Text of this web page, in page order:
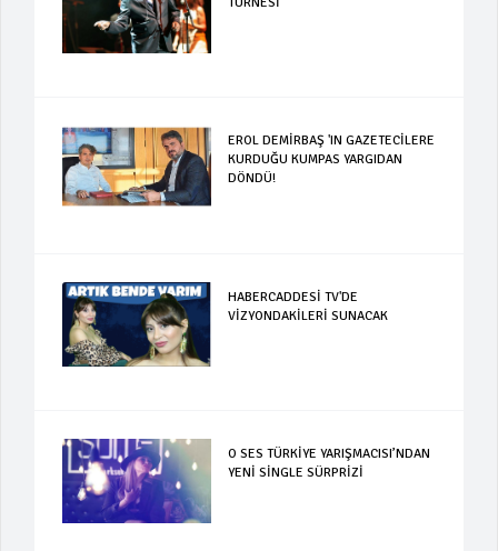
EROL DEMİRBAŞ 'IN GAZETECİLERE
KURDUĞU KUMPAS YARGIDAN
DÖNDÜ!
HABERCADDESİ TV'DE
VİZYONDAKİLERİ SUNACAK
O SES TÜRKİYE YARIŞMACISI’NDAN
YENİ SİNGLE SÜRPRİZİ